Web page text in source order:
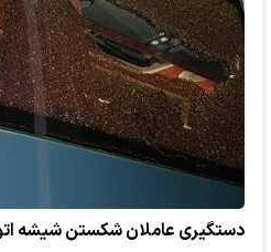
دستگیری عاملان شکستن شیشه